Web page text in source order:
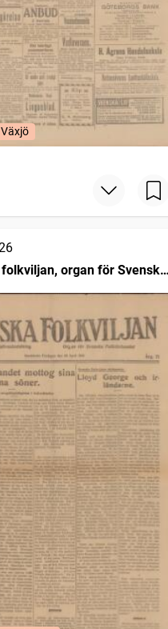
organ för Svenska